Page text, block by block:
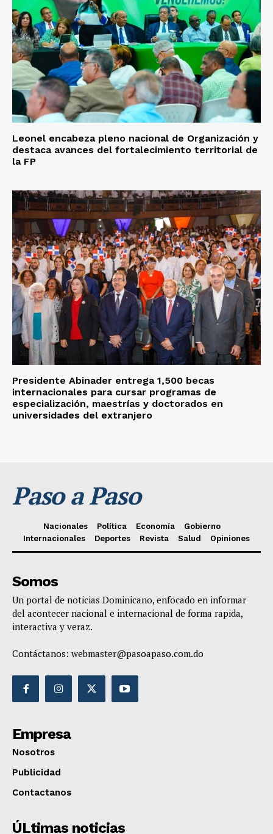
Leonel encabeza pleno nacional de Organización y
destaca avances del fortalecimiento territorial de
la FP
Presidente Abinader entrega 1,500 becas
internacionales para cursar programas de
especialización, maestrías y doctorados en
universidades del extranjero
Paso a Paso
Nacionales Política Economía
Gobierno
Internacionales
Deportes Revista Salud Opiniones
Somos
Un portal de noticias Dominicano, enfocado en informar
del acontecer nacional e internacional de forma rapida,
interactiva y veraz.
Contáctanos: webmaster@pasoapaso.com.do
Empresa
Nosotros
Publicidad
Contactanos
ÚLtimas noticias